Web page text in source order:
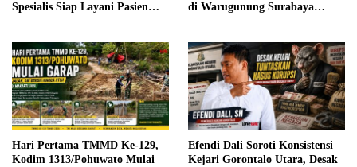
Spesialis Siap Layani Pasien
di Warugunung Surabaya
Hari Pertama TMMD Ke-129,
Kodim 1313/Pohuwato Mulai
Efendi Dali Soroti Konsistensi
Kejari Gorontalo Utara, Desak